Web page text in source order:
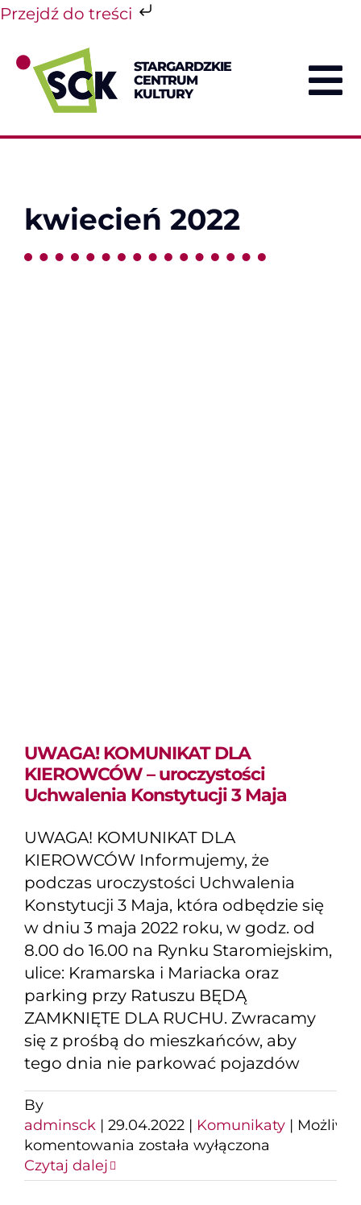
Przejdź do treści
do
zawartości
STARGARDZKIE
CENTRUM
KULTURY
kwiecień 2022
UWAGA! KOMUNIKAT DLA
KIEROWCÓW – uroczystości
Uchwalenia Konstytucji 3 Maja
UWAGA! KOMUNIKAT DLA
KIEROWCÓW Informujemy, że
podczas uroczystości Uchwalenia
Konstytucji 3 Maja, która odbędzie się
w dniu 3 maja 2022 roku, w godz. od
8.00 do 16.00 na Rynku Staromiejskim,
ulice: Kramarska i Mariacka oraz
parking przy Ratuszu BĘDĄ
ZAMKNIĘTE DLA RUCHU. Zwracamy
się z prośbą do mieszkańców, aby
tego dnia nie parkować pojazdów
By
adminsck | 29.04.2022 | Komunikaty |
komentowania UWAGA!
DLA
została wyłączona
Czytaj dalej